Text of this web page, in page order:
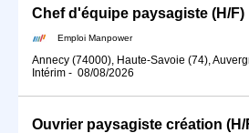
Chef d'équipe paysagiste (H/F)
Emploi Manpower
Annecy (74000), Haute-Savoie (74),
Intérim - 08/08/2026
Ouvrier paysagiste création (H/